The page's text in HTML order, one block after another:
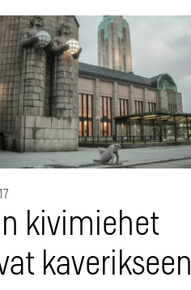
kivimiehet
kaverikseen